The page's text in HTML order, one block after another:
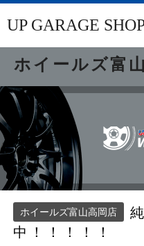
UP GARAGE
ホイールズ富
ホイールズ富山高岡店
中！！！！！